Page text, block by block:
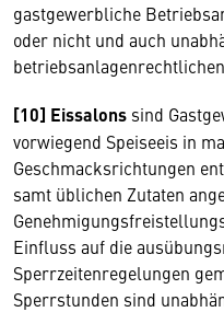
gastgewerbliche
oder nicht und auch
[10] Eissalons sind
vorwiegend Speiseeis in
Geschmacksrichtungen
samt üblichen Zutaten
Einfluss auf die
Sperrzeitenregelungen
Sperrstunden sind